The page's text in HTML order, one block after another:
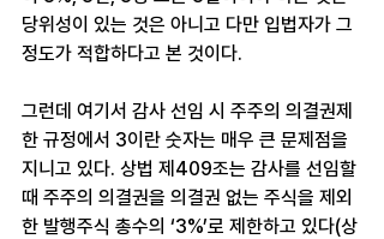
당위성이 있는 것은 아니고 다만 입법자가 그
정도가 적합하다고 본 것이다.
그런데 여기서 감사 선임 시 주주의 의결권제
한 규정에서 3이란 숫자는 매우 큰 문제점을
지니고 있다. 상법 제409조는 감사를 선임할
때 주주의 의결권을 의결권 없는 주식을 제외
한 발행주식 총수의 ‘3%’로 제한하고 있다(상